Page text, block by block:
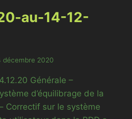
au-14-12-
décembre 2020
Générale –
d’équilibrage de la
Correctif sur le système